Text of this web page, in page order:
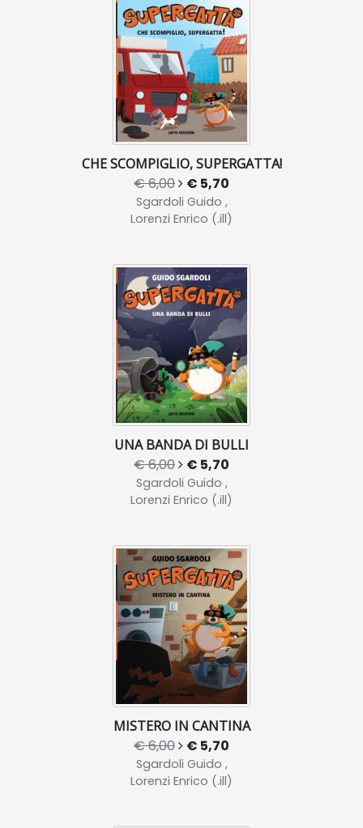
CHE SCOMPIGLIO, SUPERGATTA!
€ 6,00 € 5,70
Sgardoli Guido ,
Lorenzi Enrico (.ill)
UNA BANDA DI BULLI
€ 6,00 € 5,70
Sgardoli Guido ,
Lorenzi Enrico (.ill)
MISTERO IN CANTINA
€ 6,00 € 5,70
Sgardoli Guido ,
Lorenzi Enrico (.ill)